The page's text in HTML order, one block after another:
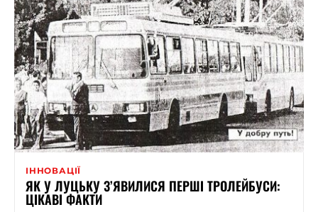
ІННОВАЦІЇ
ЯК У ЛУЦЬКУ З’ЯВИЛИСЯ ПЕРШІ ТРОЛЕЙБУСИ:
ЦІКАВІ ФАКТИ